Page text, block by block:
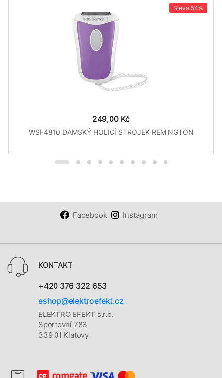
Sleva 54%
249,00 Kč
WSF4810 DÁMSKÝ HOLICÍ STROJEK REMINGTON
Facebook Instagram
KONTAKT
+420 376 322 653
eshop@elektroefekt.cz
ELEKTRO EFEKT s.r.o.
Sportovní 783
339 01 Klatovy